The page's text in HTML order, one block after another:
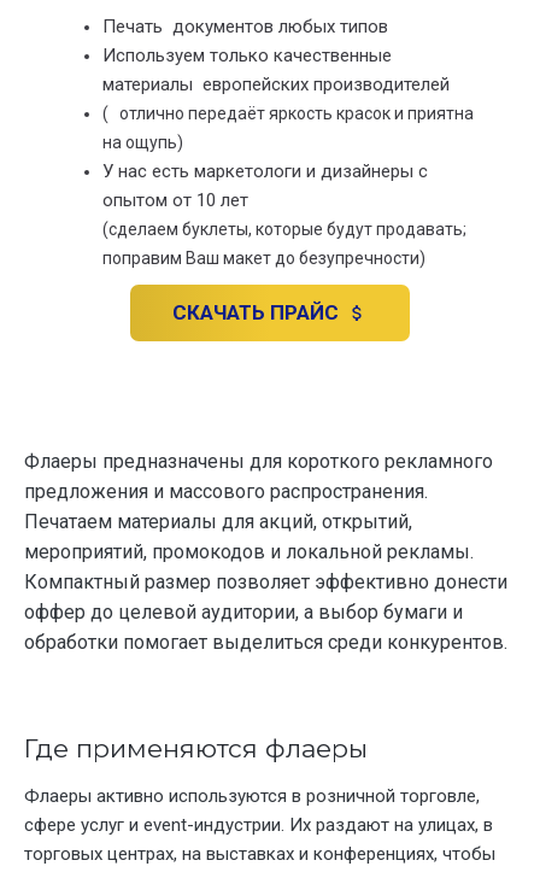
Печать документов любых типов
Используем только качественные
материалы европейских производителей
( отлично передаёт яркость красок и приятна
на ощупь)
У нас есть маркетологи и дизайнеры с
опытом от 10 лет
(сделаем буклеты, которые будут продавать;
поправим Ваш макет до безупречности)
СКАЧАТЬ ПРАЙС
Флаеры предназначены для короткого рекламного
предложения и массового распространения.
Печатаем материалы для акций, открытий,
мероприятий, промокодов и локальной рекламы.
Компактный размер позволяет эффективно донести
оффер до целевой аудитории, а выбор бумаги и
обработки помогает выделиться среди конкурентов.
Где применяются флаеры
Флаеры активно используются в розничной торговле,
сфере услуг и event-индустрии. Их раздают на улицах, в
торговых центрах, на выставках и конференциях, чтобы